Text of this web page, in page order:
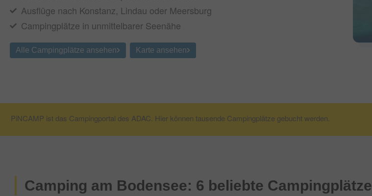
Ausflüge nach Konstanz, Lindau oder Meersburg
Campingplätze in unmittelbarer Seenähe
Alle Campingplätze ansehen Karte ansehen
PiNCAMP ist das Campingportal des ADAC. Hier können tausende Campingplätze gebucht werden.
Camping am Bodensee: 6 beliebte Campingplätze